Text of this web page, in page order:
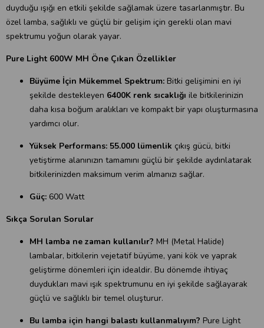
duyduğu ışığı en etkili şekilde sağlamak üzere tasarlanmıştır. Bu
özel lamba, sağlıklı ve güçlü bir gelişim için gerekli olan mavi
spektrumu yoğun olarak yayar.
Pure Light 600W MH Öne Çıkan Özellikler
Büyüme İçin Mükemmel Spektrum: Bitki gelişimini en iyi
şekilde destekleyen 6400K renk sıcaklığı ile bitkilerinizin
daha kısa boğum aralıkları ve kompakt bir yapı oluşturmasına
yardımcı olur.
Yüksek Performans: 55.000 lümenlik çıkış gücü, bitki
yetiştirme alanınızın tamamını güçlü bir şekilde aydınlatarak
bitkilerinizden maksimum verim almanızı sağlar.
Güç: 600 Watt
Sıkça Sorulan Sorular
MH lamba ne zaman kullanılır? MH (Metal Halide)
lambalar, bitkilerin vejetatif büyüme, yani kök ve yaprak
geliştirme dönemleri için idealdir. Bu dönemde ihtiyaç
duydukları mavi ışık spektrumunu en iyi şekilde sağlayarak
güçlü ve sağlıklı bir temel oluşturur.
Bu lamba için hangi balastı kullanmalıyım? Pure Light